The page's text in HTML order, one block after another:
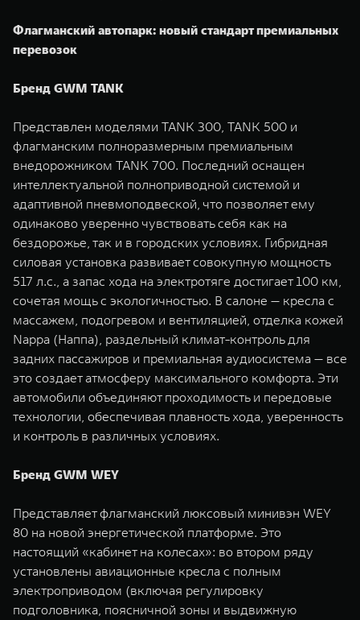
Флагманский автопарк: новый стандарт премиальных
перевозок
Бренд GWM TANK
Представлен моделями TANK 300, TANK 500 и
флагманским полноразмерным премиальным
внедорожником TANK 700. Последний оснащен
интеллектуальной полноприводной системой и
адаптивной пневмоподвеской, что позволяет ему
одинаково уверенно чувствовать себя как на
бездорожье, так и в городских условиях. Гибридная
силовая установка развивает совокупную мощность
517 л.с., а запас хода на электротяге достигает 100 км,
сочетая мощь с экологичностью. В салоне — кресла с
массажем, подогревом и вентиляцией, отделка кожей
Nappa (Наппа), раздельный климат-контроль для
задних пассажиров и премиальная аудиосистема — все
это создает атмосферу максимального комфорта. Эти
автомобили объединяют проходимость и передовые
технологии, обеспечивая плавность хода, уверенность
и контроль в различных условиях.
Бренд GWM WEY
Представляет флагманский люксовый минивэн WEY
80 на новой энергетической платформе. Это
настоящий «кабинет на колесах»: во втором ряду
установлены авиационные кресла с полным
электроприводом (включая регулировку
подголовника, поясничной зоны и выдвижную